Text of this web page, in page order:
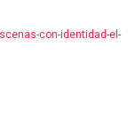
con-identidad-el-